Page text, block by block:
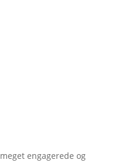
engagerede og